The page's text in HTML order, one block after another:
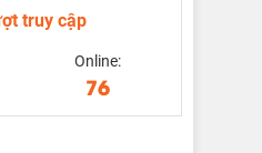
truy cập
Online:
76